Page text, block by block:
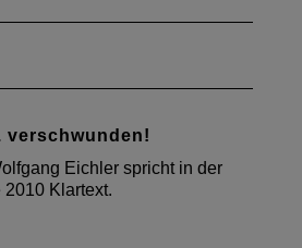
verschwunden!
Eichler spricht in der
Klartext.